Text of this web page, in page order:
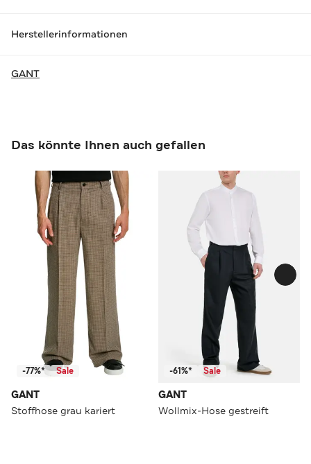
Herstellerinformationen
GANT
Das könnte Ihnen auch gefallen
-77%* Sale
GANT
Stoffhose grau kariert
-61%* Sale
GANT
Wollmix-Hose gestreift